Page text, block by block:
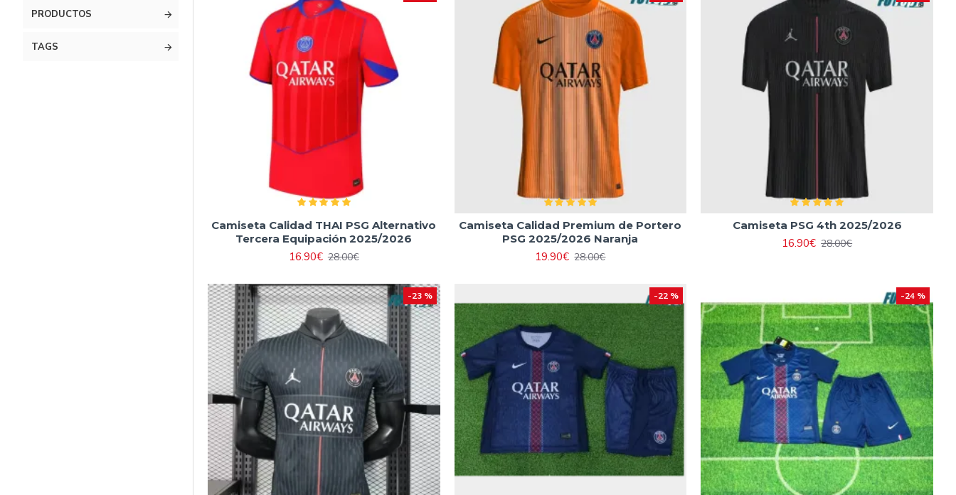
PRODUCTOS
TAGS
Camiseta Calidad THAI PSG Alternativo
Tercera Equipación 2025/2026
16.90€ 28.00€
Camiseta Calidad Premium de Portero
PSG 2025/2026 Naranja
19.90€ 28.00€
Camiseta PSG 4th 2025/2026
16.90€ 28.00€
-23 % -22 % -24 %